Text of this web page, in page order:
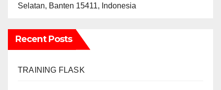
Selatan, Banten 15411, Indonesia
Recent Posts
TRAINING FLASK